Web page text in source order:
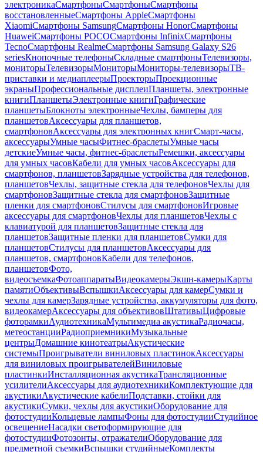
электроникаСмартфоныСмартфоныСмартфоны
восстановленныеСмартфоны AppleСмартфоны
XiaomiСмартфоны SamsungСмартфоны HonorСмартфоны
HuaweiСмартфоны POCOСмартфоны InfinixСмартфоны
TecnoСмартфоны RealmeСмартфоны Samsung Galaxy S26
seriesКнопочные телефоныСкладные смартфоныТелевизоры,
мониторыТелевизорыМониторыМониторы-телевизорыТВ-
приставки и медиаплеерыПроекторыПроекционные
экраныПрофессиональные дисплеиПланшеты, электронные
книгиПланшетыЭлектронные книгиГрафические
планшетыБлокноты электронныеЧехлы, бамперы для
планшетовАксессуары для планшетов,
смартфоновАксессуары для электронных книгСмарт-часы,
аксессуарыУмные часыФитнес-браслетыУмные часы
детскиеУмные часы, фитнес-браслетыРемешки, аксессуары
для умных часовКабели для умных часовАксессуары для
смартфонов, планшетовЗарядные устройства для телефонов,
планшетовЧехлы, защитные стекла для телефоновЧехлы для
смартфоновЗащитные стекла для смартфоновЗащитные
пленки для смартфоновСтилусы для смартфоновИгровые
аксессуары для смартфоновЧехлы для планшетовЧехлы с
клавиатурой для планшетовЗащитные стекла для
планшетовЗащитные пленки для планшетовСумки для
планшетовСтилусы для планшетовАксессуары для
планшетов, смартфоновКабели для телефонов,
планшетовФото,
видеосъемкаФотоаппаратыВидеокамерыЭкшн-камерыКарты
памятиОбъективыВспышкиАксессуары для камерСумки и
чехлы для камерЗарядные устройства, аккумуляторы для фото,
видеокамерАксессуары для объективовШтативыЦифровые
фоторамкиАудиотехникаМультимедиа акустикаРадиочасы,
метеостанцииРадиоприемникиМузыкальные
центрыДомашние кинотеатрыАкустические
системыПроигрыватели виниловых пластинокАксессуары
для виниловых проигрывателейВиниловые
пластинкиИнсталляционная акустикаТрансляционные
усилителиАксессуары для аудиотехникиКомплектующие для
акустикиАкустические кабелиПодставки, стойки для
акустикиСумки, чехлы для акустикиОборудование для
фотостудииКольцевые лампыФоны для фотостудииСтудийное
освещениеНасадки светоформирующие для
фотостудииФотозонты, отражателиОборудование для
предметной съемкиВспышки студийныеКомплекты